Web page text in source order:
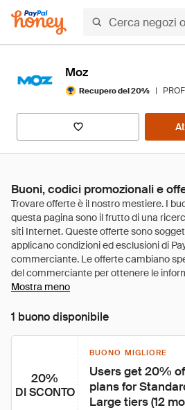
Moz
Recupero del 20% |
Buoni, codici promozionali e
Mostra meno
1 buono disponibile
20%
DI SCONTO
BUONO MIGLIORE
Users get 20%
plans for
Large tiers (12